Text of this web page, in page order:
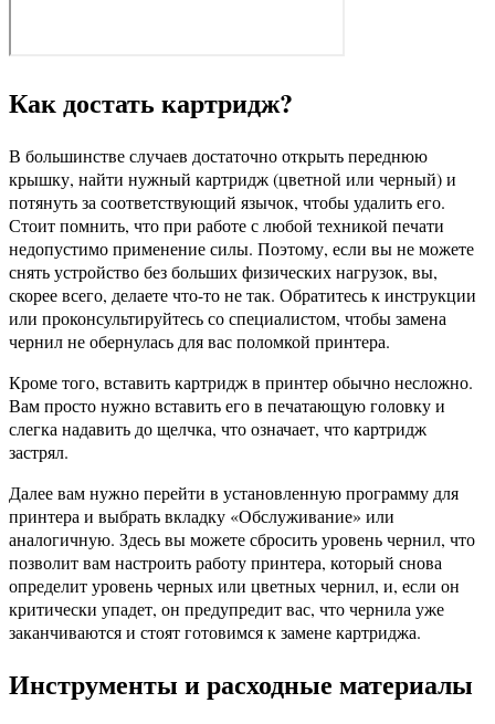
Как достать картридж?
В большинстве случаев достаточно открыть переднюю
крышку, найти нужный картридж (цветной или черный) и
потянуть за соответствующий язычок, чтобы удалить его.
Стоит помнить, что при работе с любой техникой печати
недопустимо применение силы. Поэтому, если вы не можете
снять устройство без больших физических нагрузок, вы,
скорее всего, делаете что-то не так. Обратитесь к инструкции
или проконсультируйтесь со специалистом, чтобы замена
чернил не обернулась для вас поломкой принтера.
Кроме того, вставить картридж в принтер обычно несложно.
Вам просто нужно вставить его в печатающую головку и
слегка надавить до щелчка, что означает, что картридж
застрял.
Далее вам нужно перейти в установленную программу для
принтера и выбрать вкладку «Обслуживание» или
аналогичную. Здесь вы можете сбросить уровень чернил, что
позволит вам настроить работу принтера, который снова
определит уровень черных или цветных чернил, и, если он
критически упадет, он предупредит вас, что чернила уже
заканчиваются и стоят готовимся к замене картриджа.
Инструменты и расходные материалы